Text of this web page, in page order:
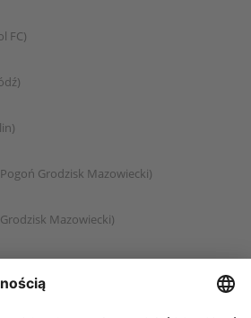
FC)
Grodzisk Mazowiecki)
Mazowiecki)